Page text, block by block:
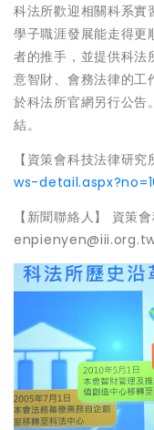
科法所歡迎相關科系實
學子職涯發展能走得更
者的推手，並提供科法
意智財、會務法律的工
於科法所官網另行公告
結。
【資策會科技法律研究
ws-
【新聞聯絡人】 資